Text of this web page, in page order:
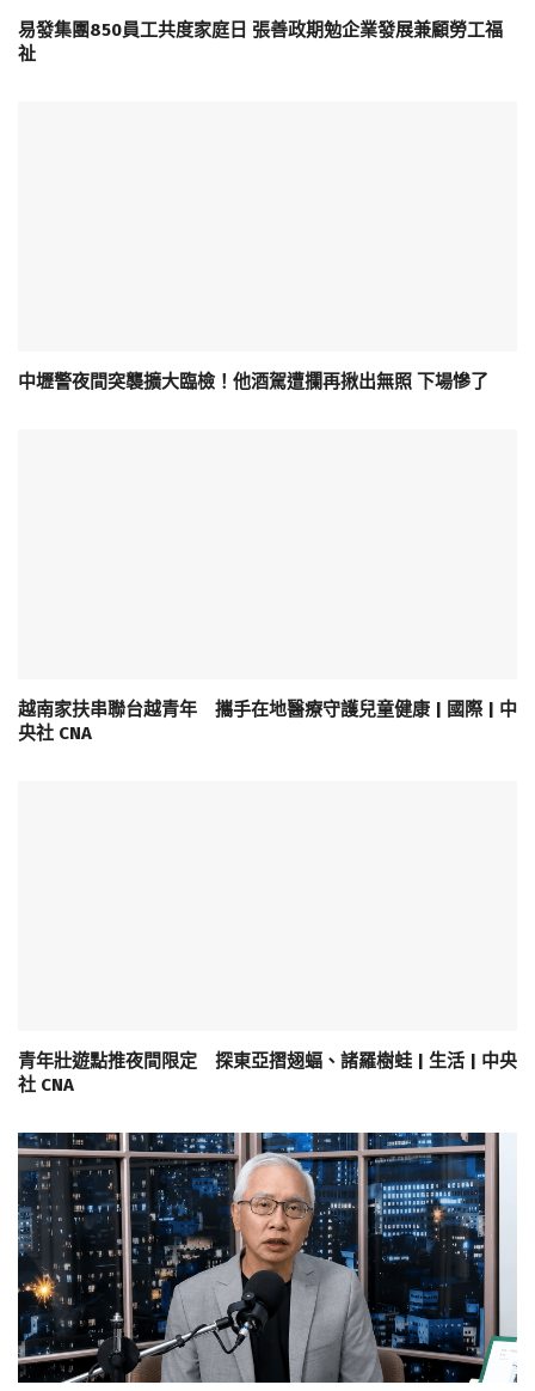
易發集團850員工共度家庭日 張善政期勉企業發展兼顧勞工福
祉
中壢警夜間突襲擴大臨檢！他酒駕遭攔再揪出無照 下場慘了
越南家扶串聯台越青年 攜手在地醫療守護兒童健康 | 國際 | 中
央社 CNA
青年壯遊點推夜間限定 探東亞摺翅蝠、諸羅樹蛙 | 生活 | 中央
社 CNA